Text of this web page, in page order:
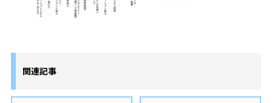
関連記事